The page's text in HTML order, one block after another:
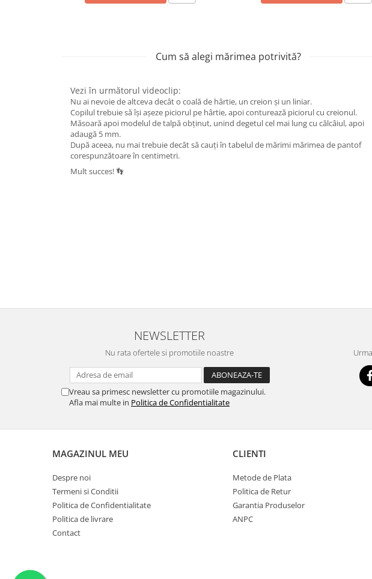
Cum să alegi mărimea potrivită?
Vezi în următorul videoclip:
Nu ai nevoie de altceva decât o coală de hârtie, un creion și un liniar.
Copilul trebuie să își așeze piciorul pe hârtie, apoi conturează piciorul cu creionul.
Măsoară apoi modelul de talpă obținut, unind degetul cel mai lung cu călcâiul, apoi
adaugă 5 mm.
După aceea, nu mai trebuie decât să cauți în tabelul de mărimi mărimea de pantof
corespunzătoare în centimetri.
Mult succes! 👣
NEWSLETTER
Nu rata ofertele si promotiile noastre
Vreau sa primesc newsletter cu promotiile magazinului.
Afla mai multe in Politica de Confidentialitate
MAGAZINUL MEU
Despre noi
Termeni si Conditii
Politica de Confidentialitate
Politica de livrare
Contact
CLIENTI
Metode de Plata
Politica de Retur
Garantia Produselor
ANPC